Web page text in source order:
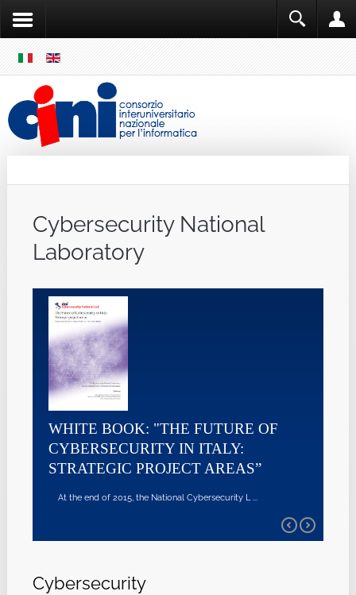
MENU
Cybersecurity National
Laboratory
WHITE BOOK: "THE FUTURE OF
CYBERSECURITY IN ITALY:
STRATEGIC PROJECT AREAS”
At the end of 2015, the National Cybersecurity L ...
Cybersecurity